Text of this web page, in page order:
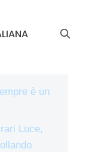
è un
Luce,